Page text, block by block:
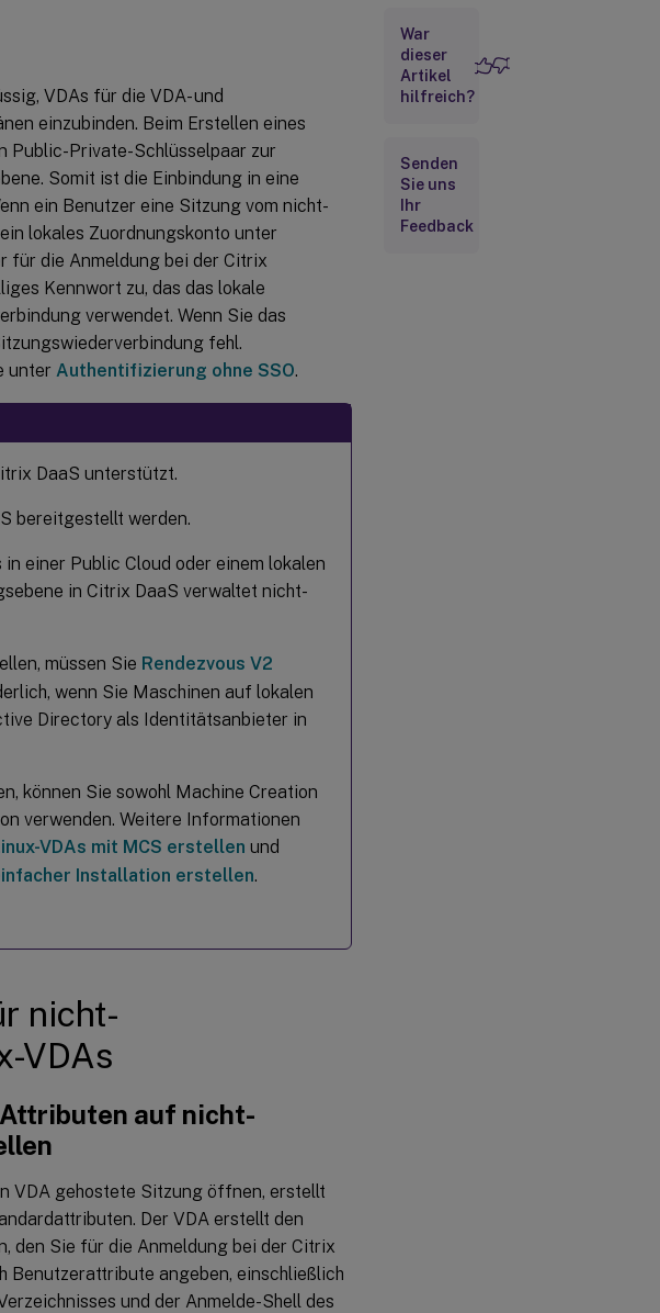
VDAs für die VDA- und
einzubinden. Beim Erstellen eines
Public-Private-Schlüsselpaar zur
Somit ist die Einbindung in eine
ein Benutzer eine Sitzung vom nicht-
lokales Zuordnungskonto unter
für die Anmeldung bei der Citrix
Kennwort zu, das das lokale
verwendet. Wenn Sie das
fehl.
unter Authentifizierung ohne SSO.
DaaS unterstützt.
bereitgestellt werden.
einer Public Cloud oder einem lokalen
in Citrix DaaS verwaltet nicht-
müssen Sie Rendezvous V2
wenn Sie Maschinen auf lokalen
Directory als Identitätsanbieter in
können Sie sowohl Machine Creation
verwenden. Weitere Informationen
VDAs mit MCS erstellen und
Installation erstellen.
nicht-
VDAs
auf nicht-
VDA gehostete Sitzung öffnen, erstellt
Der VDA erstellt den
den Sie für die Anmeldung bei der Citrix
Benutzerattribute angeben, einschließlich
und der Anmelde-Shell des
auf nicht-
domänengebundenen
VDAs erstellen
Authentifizierung
Authentifizierung
mit Azure Active
Directory
Rendezvous
War
dieser
Artikel
hilfreich?
Senden
Sie uns
Ihr
Feedback